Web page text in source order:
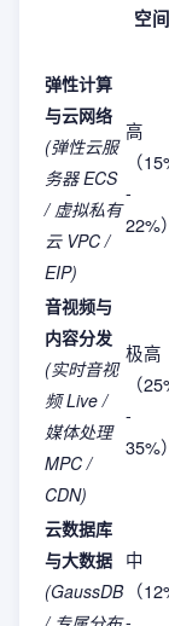
空间
弹性计算
与云网络
(弹性云服
务器 ECS
/ 虚拟私有
云 VPC /
EIP)
高
（
-
22%）
音视频与
内容分发
(实时音视
频 Live /
媒体处理
MPC /
CDN)
极高
（
-
35%）
云数据库
与大数据
(GaussDB
中
（